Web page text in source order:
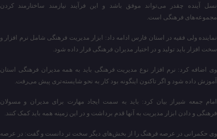
نسل آینده چقدر می‌تواند موفق باشد و این فرآیند نیازمند ساختارمند کردن
مجموعه‌های فرهنگی است.
نماینده ولی فقیه در استان فارس ادامه داد: ابزار مدیریت فرهنگی شامل نرم افزار و
سخت افزار باید تولید و در اختیار مدیران فرهنگی قرار داده شود.
وی اضافه کرد: نرم افزار نوع مدیریت فرهنگی باید به همه مدیران فرهنگی استان
آموزش داده شود و اگر تاکنون اینگونه بود کار به نحو شایسته‌تری پیش می‌رفت.
امام جمعه شیراز بیان کرد: باید به سمت ایجاد مهارت برای مدیران و مسولان
فرهنگی و دادن ابزار مدیریت به آنها قدم برداشت و در این زمینه همه باید کمک کنند.
وی حکمرانی در عرصه فرهنگ را از بخش‌های دیگر سخت تر دانست و گفت: در عرصه